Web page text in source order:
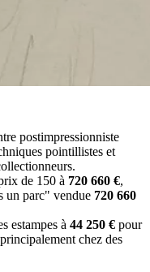
postimpressionniste
pointillistes et
de 150 à 720 660 €,
un parc" vendue 720 660
estampes à 44 250 € pour
chez des